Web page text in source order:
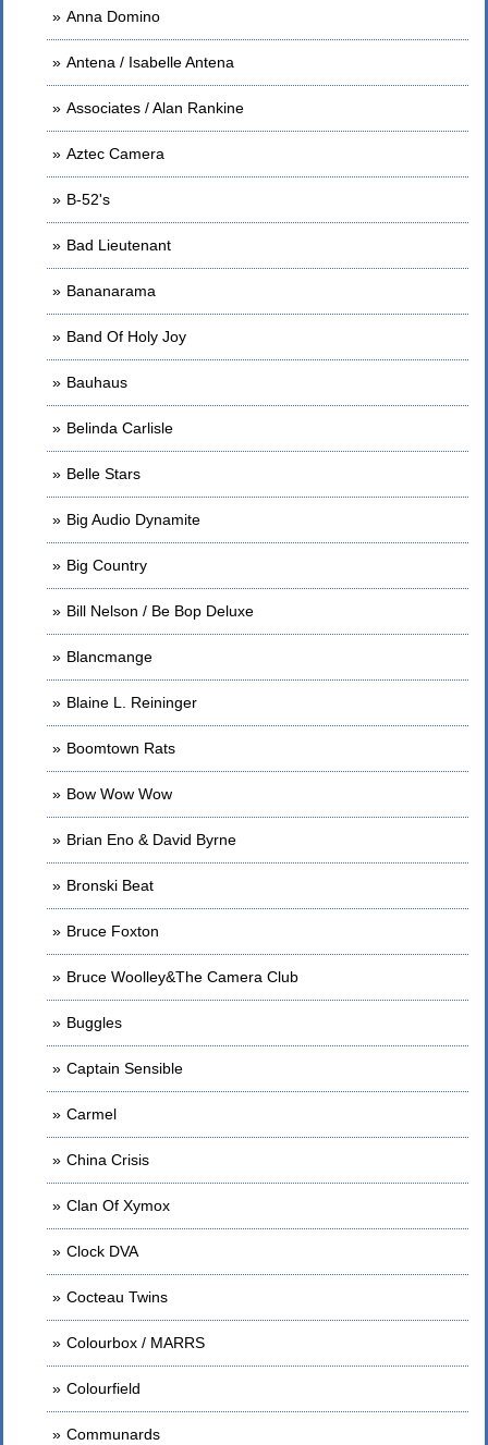
Anna Domino
Antena / Isabelle Antena
Associates / Alan Rankine
Aztec Camera
B-52's
Bad Lieutenant
Bananarama
Band Of Holy Joy
Bauhaus
Belinda Carlisle
Belle Stars
Big Audio Dynamite
Big Country
Bill Nelson / Be Bop Deluxe
Blancmange
Blaine L. Reininger
Boomtown Rats
Bow Wow Wow
Brian Eno & David Byrne
Bronski Beat
Bruce Foxton
Bruce Woolley&The Camera Club
Buggles
Captain Sensible
Carmel
China Crisis
Clan Of Xymox
Clock DVA
Cocteau Twins
Colourbox / MARRS
Colourfield
Communards